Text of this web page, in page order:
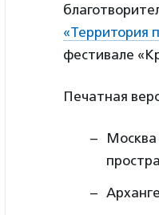
«Территория
фестивале
Печатная